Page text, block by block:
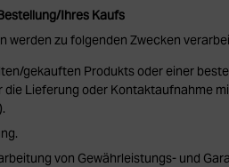
Ihres Kaufs
werden zu folgenden Zwecken
gekauften Produkts oder einer
Lieferung oder Kontaktaufnahme
von Gewährleistungs- und